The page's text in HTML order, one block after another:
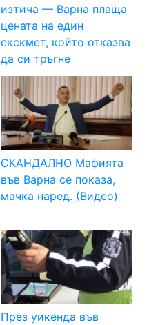
изтича — Варна плаща
цената на един
екскмет, който отказва
да си тръгне
СКАНДАЛНО Мафията
във Варна се показа,
мачка наред. (Видео)
През уикенда във